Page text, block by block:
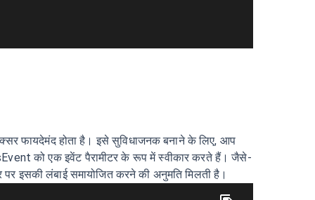
फायदेमंद होता है। इसे सुविधाजनक बनाने के लिए, आप
को एक इवेंट पैरामीटर के रूप में स्वीकार करते हैं। जैसे-
इसकी लंबाई समायोजित करने की अनुमति मिलती है।